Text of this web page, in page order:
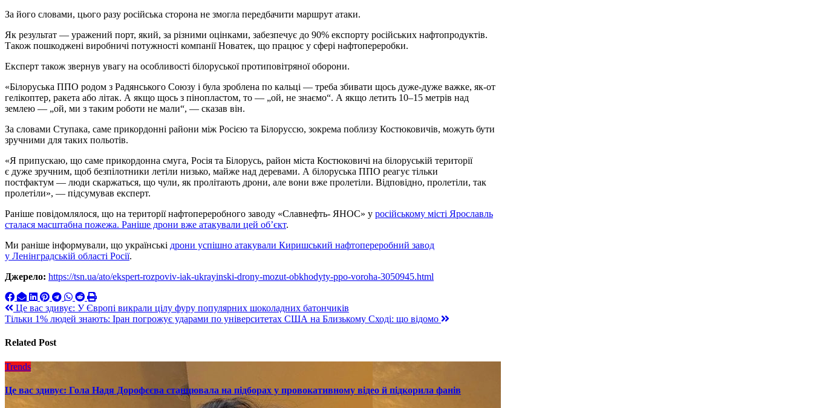
За його словами, цього разу російська сторона не змогла передбачити маршрут атаки.
Як результат — уражений порт, який, за різними оцінками, забезпечує до 90% експорту російських нафтопродуктів.
Також пошкоджені виробничі потужності компанії Новатек, що працює у сфері нафтопереробки.
Експерт також звернув увагу на особливості білоруської протиповітряної оборони.
«Білоруська ППО родом з Радянського Союзу і була зроблена по кальці — треба збивати щось дуже-дуже важке, як-от
гелікоптер, ракета або літак. А якщо щось з пінопластом, то — „ой, не знаємо“. А якщо летить 10–15 метрів над
землею — „ой, ми з таким роботи не мали“, — сказав він.
За словами Ступака, саме прикордонні райони між Росією та Білоруссю, зокрема поблизу Костюковичів, можуть бути
зручними для таких польотів.
«Я припускаю, що саме прикордонна смуга, Росія та Білорусь, район міста Костюковичі на білоруській території
є дуже зручним, щоб безпілотники летіли низько, майже над деревами. А білоруська ППО реагує тільки
постфактум — люди скаржаться, що чули, як пролітають дрони, але вони вже пролетіли. Відповідно, пролетіли, так
пролетіли», — підсумував експерт.
Раніше повідомлялося, що на території нафтопереробного заводу «Славнефть- ЯНОС» у російському місті Ярославль
сталася масштабна пожежа. Раніше дрони вже атакували цей об’єкт.
Ми раніше інформували, що українські дрони успішно атакували Киришський нафтопереробний завод
у Ленінградській області Росії.
Джерело: https://tsn.ua/ato/ekspert-rozpoviv-iak-ukrayinski-drony-mozut-obkhodyty-ppo-voroha-3050945.html
Навигация
по
записям
Це вас здивує: У Європі викрали цілу фуру популярних шоколадних батончиків
Тільки 1% людей знають: Іран погрожує ударами по університетах США на Близькому Сході: що відомо
Related Post
Trends
Це вас здивує: Гола Надя Дорофєєва станцювала на підборах у провокативному відео й підкорила фанів